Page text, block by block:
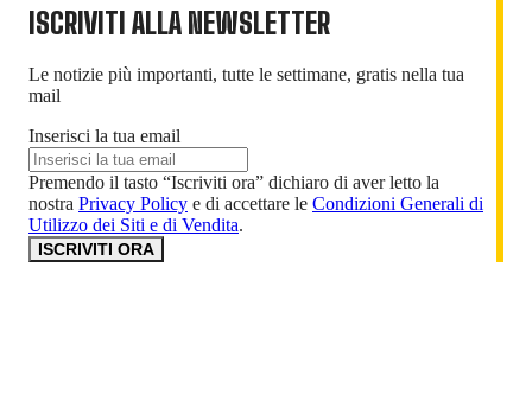
ISCRIVITI ALLA NEWSLETTER
Le notizie più importanti, tutte le settimane, gratis nella tua
mail
Inserisci la tua email
Premendo il tasto “Iscriviti ora” dichiaro di aver letto la
nostra Privacy Policy e di accettare le Condizioni Generali di
Utilizzo dei Siti e di Vendita.
ISCRIVITI ORA